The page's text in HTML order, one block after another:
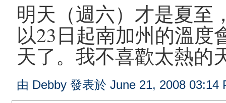
明天（週六）才是夏至
以23日起南加州的溫度
天了。我不喜歡太熱的
由 Debby 發表於 June 21, 2008 03:14